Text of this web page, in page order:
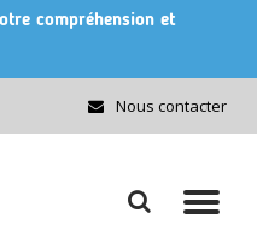
compréhension et
Nous contacter
Aller